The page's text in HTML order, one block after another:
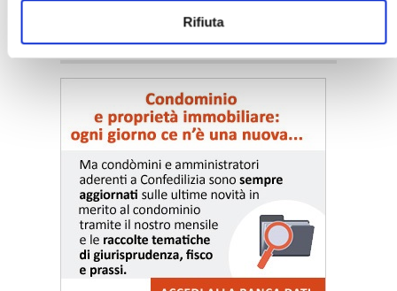
Rifiuta
〉 Notizie e Banche dati